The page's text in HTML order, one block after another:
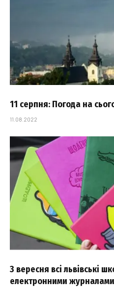
11 серпня: Погода на
11.08.2022
З вересня всі львівські
електронними журналами